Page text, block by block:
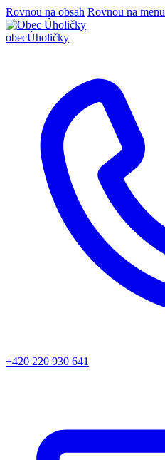
Rovnou na obsah Rovnou na menu
obecÚholičky
+420 220 930 641